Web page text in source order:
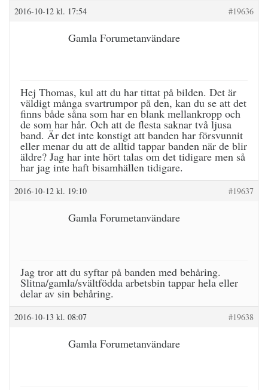
2016-10-12 kl. 17:54 #19636
Gamla Forumetanvändare
Hej Thomas, kul att du har tittat på bilden. Det är
väldigt många svartrumpor på den, kan du se att det
finns både såna som har en blank mellankropp och
de som har hår. Och att de flesta saknar två ljusa
band. Är det inte konstigt att banden har försvunnit
eller menar du att de alltid tappar banden när de blir
äldre? Jag har inte hört talas om det tidigare men så
har jag inte haft bisamhällen tidigare.
2016-10-12 kl. 19:10 #19637
Gamla Forumetanvändare
Jag tror att du syftar på banden med behåring.
Slitna/gamla/svältfödda arbetsbin tappar hela eller
delar av sin behåring.
2016-10-13 kl. 08:07 #19638
Gamla Forumetanvändare